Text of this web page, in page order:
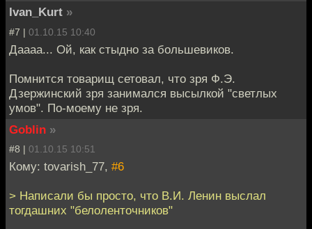
Ivan_Kurt »
#7 | 01.10.15 10:40
Даааа... Ой, как стыдно за большевиков.
Помнится товарищ сетовал, что зря Ф.Э.
Дзержинский зря занимался высылкой "светлых
умов". По-моему не зря.
Goblin »
#8 | 01.10.15 10:51
Кому: tovarish_77, #6
> Написали бы просто, что В.И. Ленин выслал
тогдашних "белоленточников"